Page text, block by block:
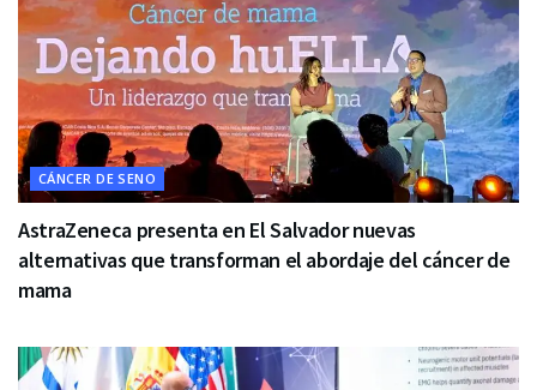
CÁNCER DE SENO
AstraZeneca presenta en El Salvador nuevas
alternativas que transforman el abordaje del cáncer de
mama